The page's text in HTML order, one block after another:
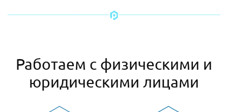
Работаем с физическими и
юридическими лицами